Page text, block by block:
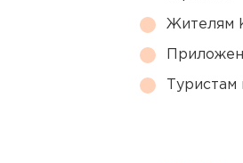
Жителям